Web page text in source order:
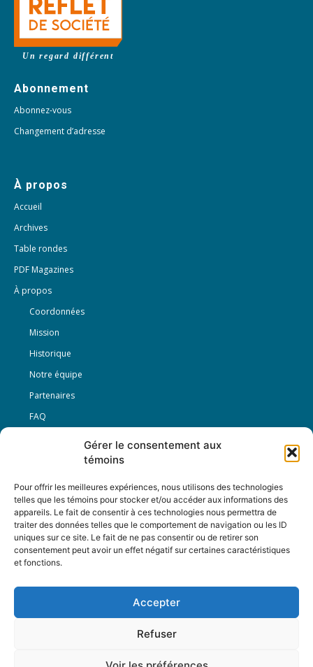
Gérer le consentement aux
témoins
Pour offrir les meilleures expériences, nous utilisons des technologies
telles que les témoins pour stocker et/ou accéder aux informations des
appareils. Le fait de consentir à ces technologies nous permettra de
traiter des données telles que le comportement de navigation ou les ID
uniques sur ce site. Le fait de ne pas consentir ou de retirer son
consentement peut avoir un effet négatif sur certaines caractéristiques
et fonctions.
Accepter
Refuser
Un regard différent
Abonnement
Abonnez-vous
Changement d’adresse
À propos
Accueil
Archives
Table rondes
PDF Magazines
À propos
Coordonnées
Mission
Historique
Notre équipe
Partenaires
FAQ
Conditions générales
Nous Suivre
Contactez-nous :
12-3894 rue Sainte-Catherine Est,